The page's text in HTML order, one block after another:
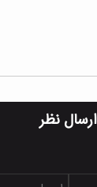
ارسال نظر